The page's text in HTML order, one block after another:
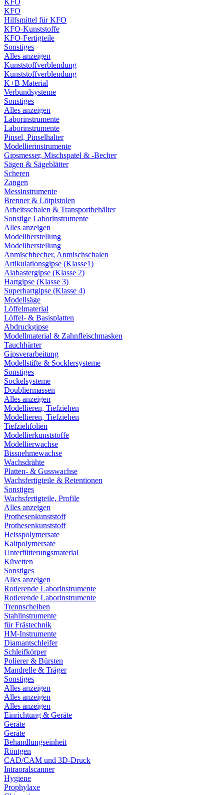
KFO
KFO
Hilfsmittel für KFO
KFO-Kunststoffe
KFO-Fertigteile
Sonstiges
Alles anzeigen
Kunststoffverblendung
Kunststoffverblendung
K+B Material
Verbundsysteme
Sonstiges
Alles anzeigen
Laborinstrumente
Laborinstrumente
Pinsel, Pinselhalter
Modellierinstrumente
Gipsmesser, Mischspatel & -Becher
Sägen & Sägeblätter
Scheren
Zangen
Messinstrumente
Brenner & Lötpistolen
Arbeitsschalen & Transportbehälter
Sonstige Laborinstrumente
Alles anzeigen
Modellherstellung
Modellherstellung
Anmischbecher, Anmischschalen
Artikulationsgipse (Klasse1)
Alabastergipse (Klasse 2)
Hartgipse (Klasse 3)
Superhartgipse (Klasse 4)
Modellsäge
Löffelmaterial
Löffel- & Basisplatten
Abdruckgipse
Modellmaterial & Zahnfleischmasken
Tauchhärter
Gipsverarbeitung
Modellstifte & Socklersysteme
Sonstiges
Sockelsysteme
Doubliermassen
Alles anzeigen
Modellieren, Tiefziehen
Modellieren, Tiefziehen
Tiefziehfolien
Modellierkunststoffe
Modellierwachse
Bissnehmewachse
Wachsdrähte
Platten- & Gusswachse
Wachsfertigteile & Retentionen
Sonstiges
Wachsfertigteile, Profile
Alles anzeigen
Prothesenkunststoff
Prothesenkunststoff
Heisspolymersate
Kaltpolymersate
Unterfütterungsmaterial
Küvetten
Sonstiges
Alles anzeigen
Rotierende Laborinstrumente
Rotierende Laborinstrumente
Trennscheiben
Stahlinstrumente
für Frästechnik
HM-Instrumente
Diamantschleifer
Schleifkörper
Polierer & Bürsten
Mandrelle & Träger
Sonstiges
Alles anzeigen
Alles anzeigen
Alles anzeigen
Einrichtung & Geräte
Geräte
Geräte
Behandlungseinheit
Röntgen
CAD/CAM und 3D-Druck
Intraoralscanner
Hygiene
Prophylaxe